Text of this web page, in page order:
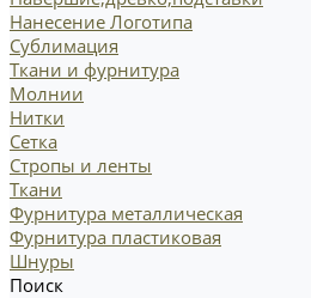
Нанесение Логотипа
Сублимация
Ткани и фурнитура
Молнии
Нитки
Сетка
Стропы и ленты
Ткани
Фурнитура металлическая
Фурнитура пластиковая
Шнуры
Поиск